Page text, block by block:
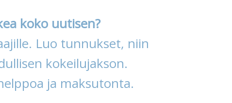
koko uutisen?
Luo tunnukset, niin
kokeilujakson.
ja maksutonta.